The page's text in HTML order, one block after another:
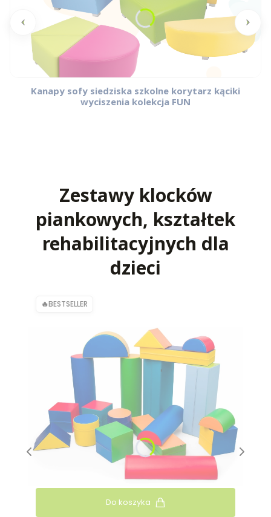
Kanapy sofy siedziska szkolne korytarz kąciki
wyciszenia kolekcja FUN
Zestawy klocków
piankowych, kształtek
rehabilitacyjnych dla
dzieci
BESTSELLER
Do koszyka